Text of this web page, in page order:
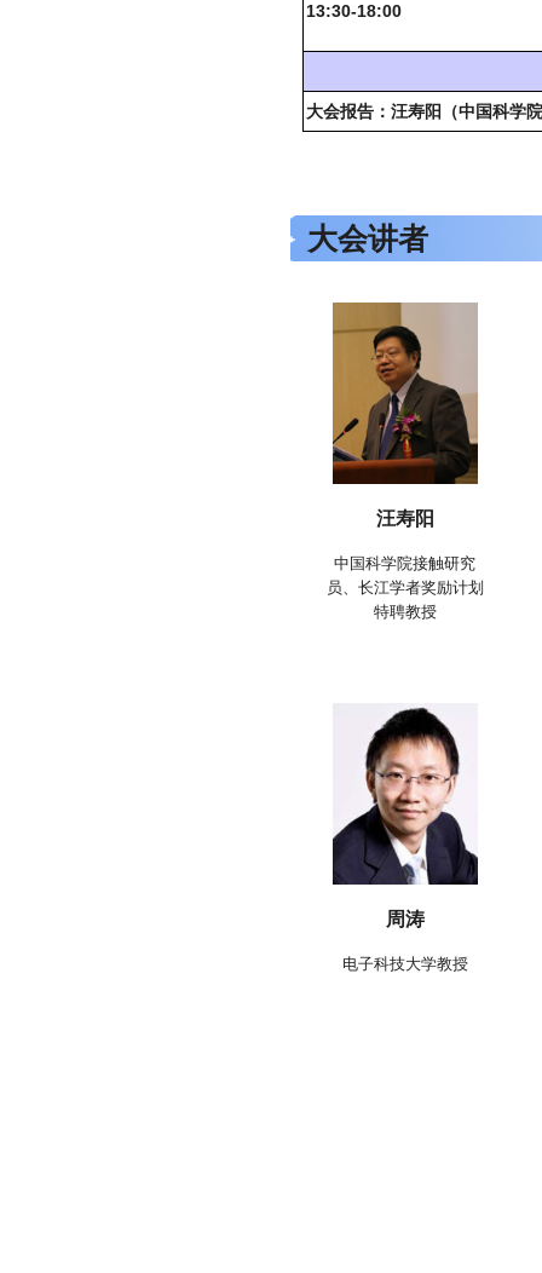
13:30-18:00
大会报告：汪寿阳（中国科学
大会讲者
汪寿阳
中国科学院接触研究
员、长江学者奖励计划
特聘教授
周涛
电子科技大学教授